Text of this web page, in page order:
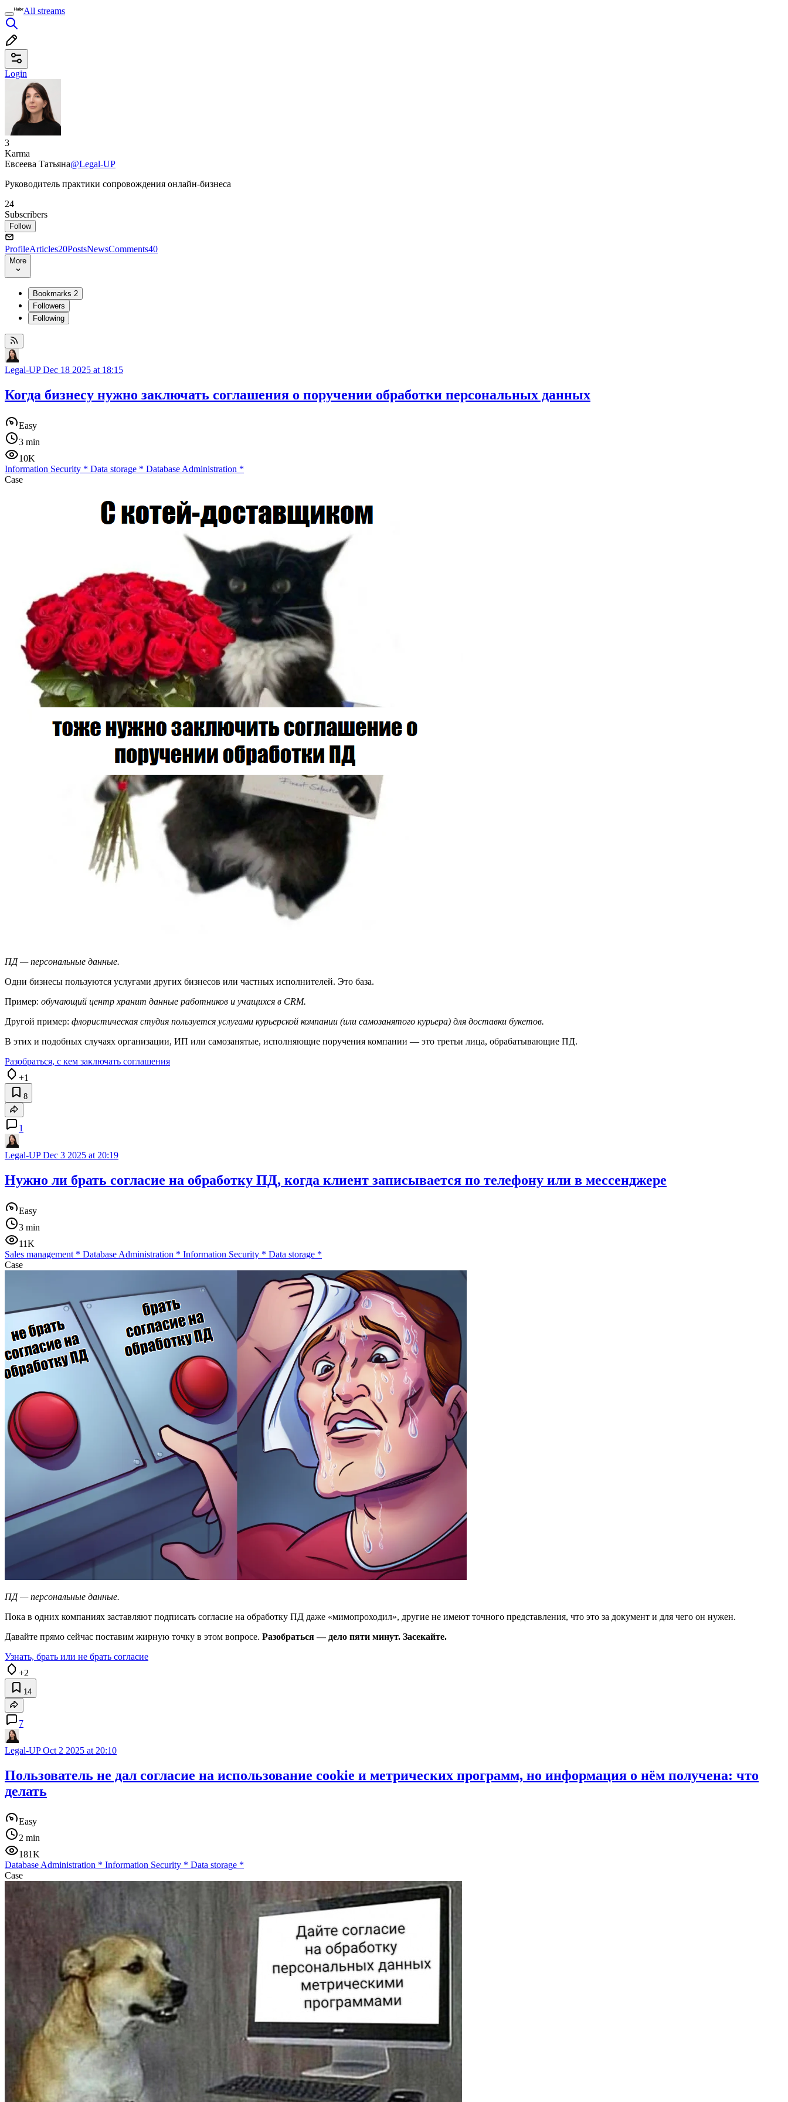
All streams
Login
3
Karma
Евсеева Татьяна@Legal-UP
Руководитель практики сопровождения онлайн-бизнеса
24
Subscribers
Follow
ProfileArticles20PostsNewsComments40
More
Bookmarks 2
Followers
Following
Legal-UPDec 18 2025 at 18:15
Когда бизнесу нужно заключать соглашения о поручении обработки персональных данных
Easy
3 min
10K
Information Security * Data storage * Database Administration *
Case
ПД — персональные данные.
Одни бизнесы пользуются услугами других бизнесов или частных исполнителей. Это база.
Пример: обучающий центр хранит данные работников и учащихся в CRM.
Другой пример: флористическая студия пользуется услугами курьерской компании (или самозанятого курьера) для доставки букетов.
В этих и подобных случаях организации, ИП или самозанятые, исполняющие поручения компании — это третьи лица, обрабатывающие ПД.
Разобраться, с кем заключать соглашения
+1
8
1
Legal-UPDec 3 2025 at 20:19
Нужно ли брать согласие на обработку ПД, когда клиент записывается по телефону или в мессенджере
Easy
3 min
11K
Sales management * Database Administration * Information Security * Data storage *
Case
ПД — персональные данные.
Пока в одних компаниях заставляют подписать согласие на обработку ПД даже «мимопроходил», другие не имеют точного представления, что это за документ и для чего он нужен.
Давайте прямо сейчас поставим жирную точку в этом вопросе. Разобраться — дело пяти минут. Засекайте.
Узнать, брать или не брать согласие
+2
14
7
Legal-UPOct 2 2025 at 20:10
Пользователь не дал согласие на использование cookie и метрических программ, но информация о нём получена: что
делать
Easy
2 min
181K
Database Administration * Information Security * Data storage *
Case